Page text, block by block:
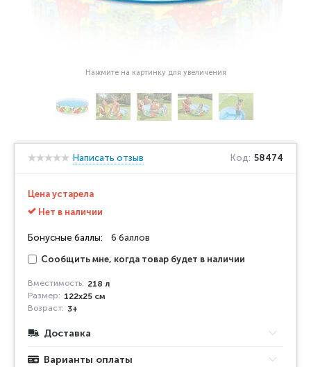
Нажмите на картинку для увеличения
Написать отзыв Код: 58474
Цена устарела
Нет в наличии
Бонусные баллы: 6 баллов
Сообщить мне, когда товар будет в наличии
Вместимость: 218 л
Размер: 122x25 см
Возраст: 3+
Доставка
Варианты оплаты